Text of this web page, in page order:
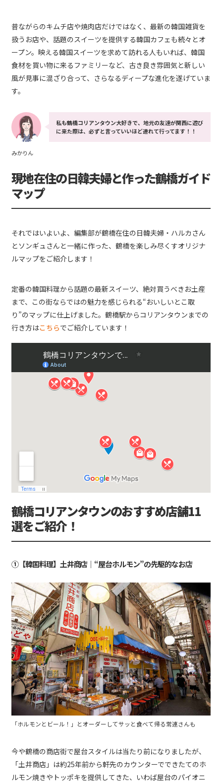
昔ながらのキムチ店や焼肉店だけではなく、最新の韓国雑貨を
扱うお店や、話題のスイーツを提供する韓国カフェも続々とオ
ープン。映える韓国スイーツを求めて訪れる人もいれば、韓国
食材を買い物に来るファミリーなど、古き良き雰囲気と新しい
風が見事に混ざり合って、さらなるディープな進化を遂げていま
す。
みかりん
私も鶴橋コリアンタウン大好きで、地元の友達が関西に遊び
に来た際は、必ずと言っていいほど連れて行ってます！！
現地在住の日韓夫婦と作った鶴橋ガイド
マップ
それではいよいよ、編集部が鶴橋在住の日韓夫婦・ハルカさん
とソンギュさんと一緒に作った、鶴橋を楽しみ尽くすオリジナ
ルマップをご紹介します！
定番の韓国料理から話題の最新スイーツ、絶対買うべきお土産
まで、この街ならではの魅力を感じられる“おいしいとこ取
り”のマップに仕上げました。鶴橋駅からコリアンタウンまでの
行き方はこちらでご紹介しています！
鶴橋コリアンタウンのおすすめ店舗11
選をご紹介！
①【韓国料理】土井商店｜“屋台ホルモン”の先駆的なお店
「ホルモンとビール！」とオーダーしてサッと食べて帰る常連さんも
今や鶴橋の商店街で屋台スタイルは当たり前になりましたが、
「土井商店」は約25年前から軒先のカウンターでできたてのホ
ルモン焼きやトッポキを提供してきた、いわば屋台のパイオニ